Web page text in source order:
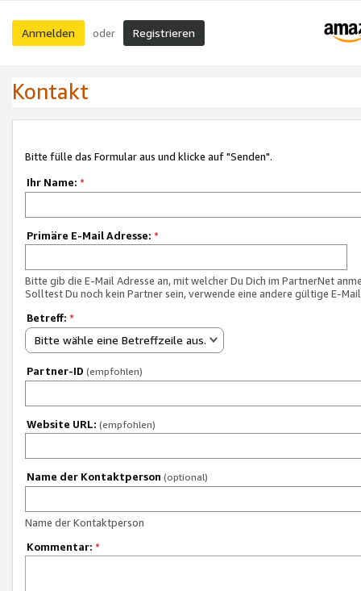
Anmelden oder Registrieren
Kontakt
Bitte fülle das Formular aus und klicke auf "Senden".
Ihr Name: *
Primäre E-Mail Adresse: *
Bitte gib die E-Mail Adresse an, mit welcher Du Dich im PartnerNet
Solltest Du noch kein Partner sein, verwende eine andere gültige E-
Betreff: *
Bitte wähle eine Betreffzeile aus.
Partner-ID (empfohlen)
Website URL: (empfohlen)
Name der Kontaktperson (optional)
Name der Kontaktperson
Kommentar: *